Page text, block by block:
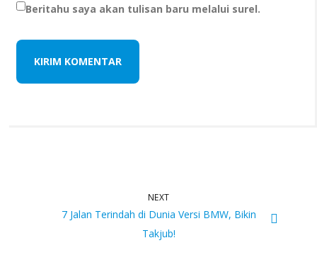
Beritahu saya akan tulisan baru melalui surel.
NEXT
7 Jalan Terindah di Dunia Versi BMW, Bikin
Takjub!